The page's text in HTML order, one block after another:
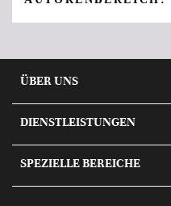
ÜBER UNS
DIENSTLEISTUNGEN
SPEZIELLE BEREICHE